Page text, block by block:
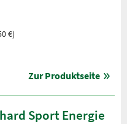
€)
Zur Produktseite
Sport Energie